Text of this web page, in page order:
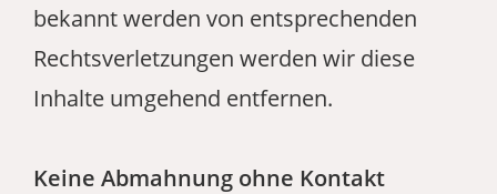
bekannt werden von entsprechenden
Rechtsverletzungen werden wir diese
Inhalte umgehend entfernen.
Keine Abmahnung ohne Kontakt